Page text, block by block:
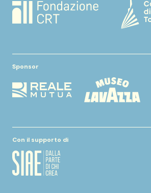
Sponsor
Con il supporto di